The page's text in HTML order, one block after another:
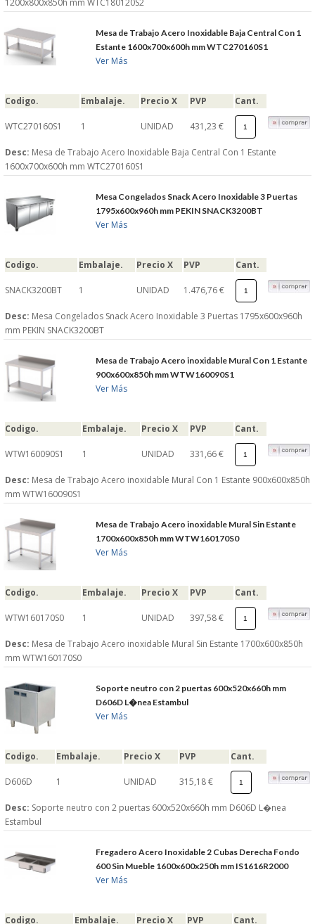
Mesa de Trabajo Acero Inoxidable Baja Central Con 1
Estante 1600x700x600h mm WTC270160S1
Ver Más
Codigo. Embalaje. Precio X PVP Cant.
WTC270160S1 1 UNIDAD 431,23 €
Desc: Mesa de Trabajo Acero Inoxidable Baja Central Con 1 Estante
1600x700x600h mm WTC270160S1
Mesa Congelados Snack Acero Inoxidable 3 Puertas
1795x600x960h mm PEKIN SNACK3200BT
Ver Más
Codigo. Embalaje. Precio X PVP Cant.
SNACK3200BT 1 UNIDAD 1.476,76 €
Desc: Mesa Congelados Snack Acero Inoxidable 3 Puertas 1795x600x960h
mm PEKIN SNACK3200BT
Mesa de Trabajo Acero inoxidable Mural Con 1 Estante
900x600x850h mm WTW160090S1
Ver Más
Codigo. Embalaje. Precio X PVP Cant.
WTW160090S1 1 UNIDAD 331,66 €
Desc: Mesa de Trabajo Acero inoxidable Mural Con 1 Estante 900x600x850h
mm WTW160090S1
Mesa de Trabajo Acero inoxidable Mural Sin Estante
1700x600x850h mm WTW160170S0
Ver Más
Codigo. Embalaje. Precio X PVP Cant.
WTW160170S0 1 UNIDAD 397,58 €
Desc: Mesa de Trabajo Acero inoxidable Mural Sin Estante 1700x600x850h
mm WTW160170S0
Soporte neutro con 2 puertas 600x520x660h mm
D606D L�nea Estambul
Ver Más
Codigo. Embalaje. Precio X PVP Cant.
D606D 1 UNIDAD 315,18 €
Desc: Soporte neutro con 2 puertas 600x520x660h mm D606D L�nea
Estambul
Fregadero Acero Inoxidable 2 Cubas Derecha Fondo
600 Sin Mueble 1600x600x250h mm IS1616R2000
Ver Más
Codigo. Embalaje. Precio X PVP Cant.